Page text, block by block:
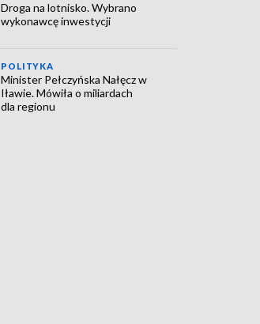
Droga na lotnisko. Wybrano
wykonawcę inwestycji
POLITYKA
Minister Pełczyńska Nałęcz w
Iławie. Mówiła o miliardach
dla regionu